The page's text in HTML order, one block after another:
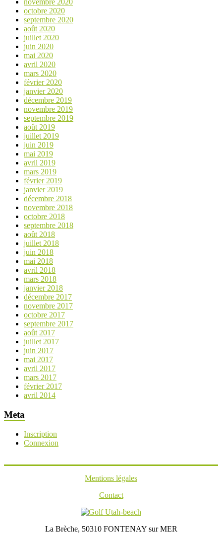
novembre 2020
octobre 2020
septembre 2020
août 2020
juillet 2020
juin 2020
mai 2020
avril 2020
mars 2020
février 2020
janvier 2020
décembre 2019
novembre 2019
septembre 2019
août 2019
juillet 2019
juin 2019
mai 2019
avril 2019
mars 2019
février 2019
janvier 2019
décembre 2018
novembre 2018
octobre 2018
septembre 2018
août 2018
juillet 2018
juin 2018
mai 2018
avril 2018
mars 2018
janvier 2018
décembre 2017
novembre 2017
octobre 2017
septembre 2017
août 2017
juillet 2017
juin 2017
mai 2017
avril 2017
mars 2017
février 2017
avril 2014
Meta
Inscription
Connexion
Mentions légales
Contact
La Brèche, 50310 FONTENAY sur MER